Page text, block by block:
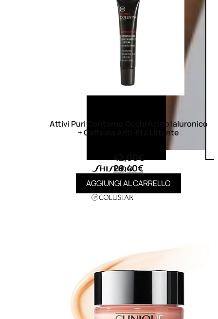
Attivi Puri Contorno Occhi Acido Ialuronico
+ Caffeina Anti-Età Liftante
42,00€
29,40€
AGGIUNGI AL CARRELLO